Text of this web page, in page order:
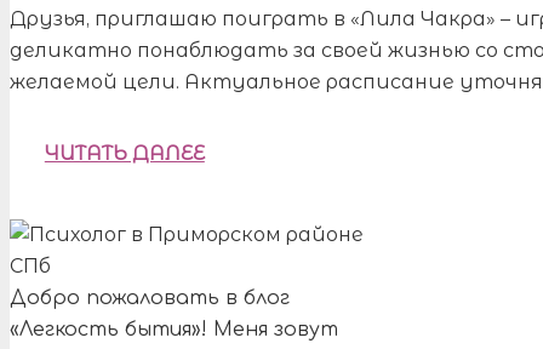
Друзья, приглашаю поиграть в «Лила Чакра» –
деликатно понаблюдать за своей жизнью со
желаемой цели. Актуальное расписание
ЧИТАТЬ ДАЛЕЕ
Добро пожаловать в блог
«Легкость бытия»! Меня зовут